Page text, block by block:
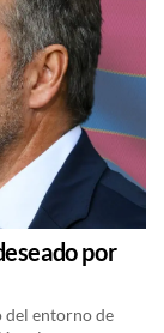
por
del entorno de